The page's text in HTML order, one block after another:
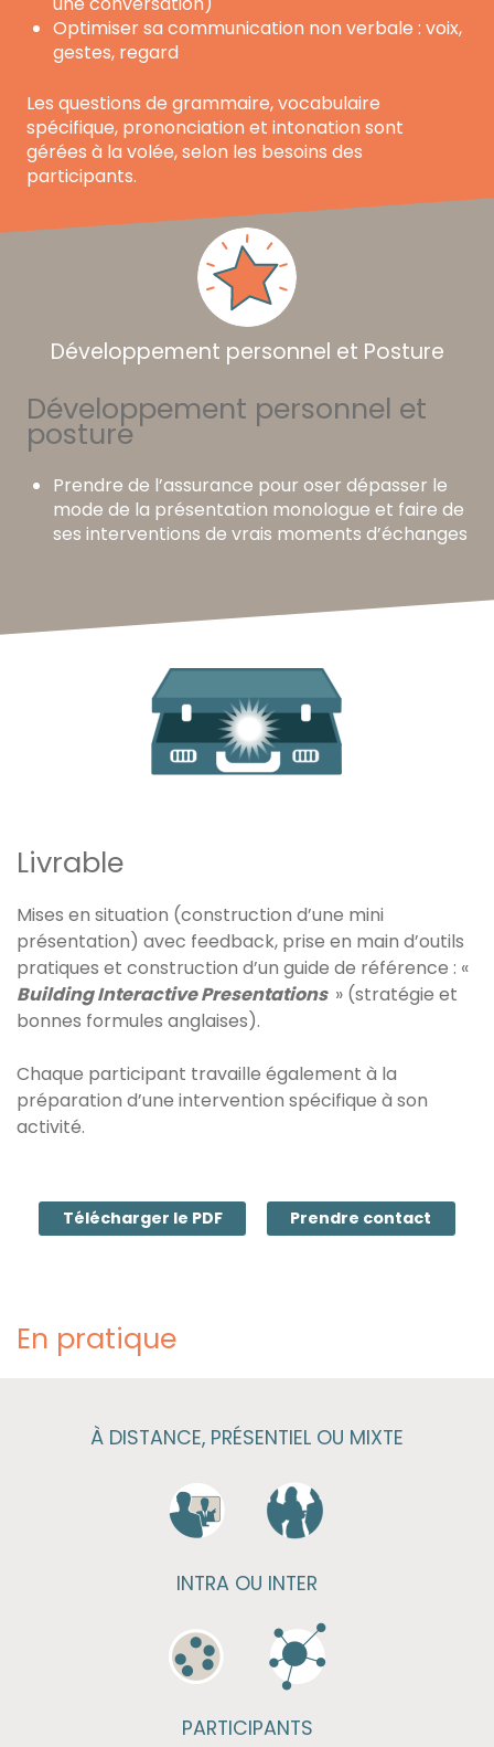
Optimiser sa communication non verbale : voix,
gestes, regard
Les questions de grammaire, vocabulaire
spécifique, prononciation et intonation sont
gérées à la volée, selon les besoins des
participants.
Développement personnel et Posture
Développement personnel et
posture
Prendre de l’assurance pour oser dépasser le
mode de la présentation monologue et faire de
ses interventions de vrais moments d’échanges
Livrable
Mises en situation (construction d’une mini
présentation) avec feedback, prise en main d’outils
pratiques et construction d’un guide de référence : «
Building Interactive Presentations » (stratégie et
bonnes formules anglaises).
Chaque participant travaille également à la
préparation d’une intervention spécifique à son
activité.
Télécharger le PDF Prendre contact
En pratique
À DISTANCE, PRÉSENTIEL OU MIXTE
INTRA OU INTER
PARTICIPANTS